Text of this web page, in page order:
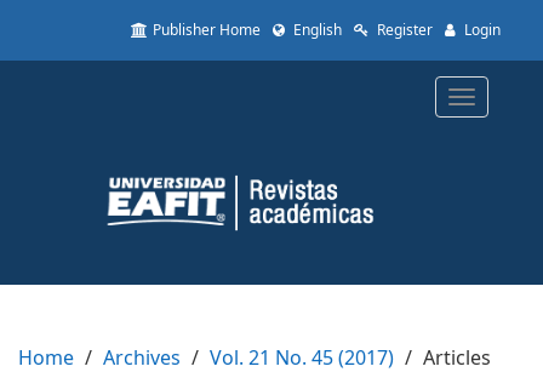
to
Content
Sidebar
Publisher Home English Register Login
Toggle
Home Archives Vol. 21 No. 45 (2017) Articles